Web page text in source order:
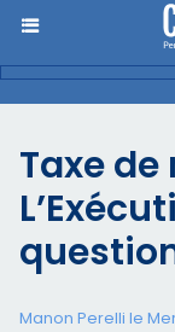
Taxe
Manon Perelli le